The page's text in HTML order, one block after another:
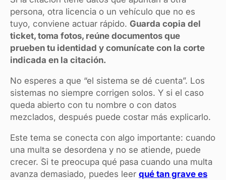
persona, otra licencia o un vehículo que no es
tuyo, conviene actuar rápido. Guarda copia del
ticket, toma fotos, reúne documentos que
prueben tu identidad y comunícate con la corte
indicada en la citación.
No esperes a que “el sistema se dé cuenta”. Los
sistemas no siempre corrigen solos. Y si el caso
queda abierto con tu nombre o con datos
mezclados, después puede costar más explicarlo.
Este tema se conecta con algo importante: cuando
una multa se desordena y no se atiende, puede
crecer. Si te preocupa qué pasa cuando una multa
avanza demasiado, puedes leer qué tan grave es